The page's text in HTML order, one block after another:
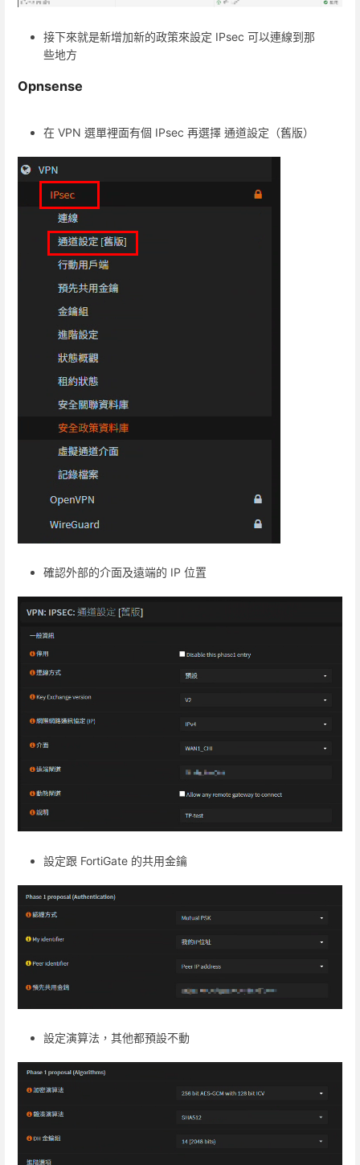
接下來就是新增加新的政策來設定 IPsec 可以連線到那
些地方
Opnsense
在 VPN 選單裡面有個 IPsec 再選擇 通道設定（舊版）
確認外部的介面及遠端的 IP 位置
設定跟 FortiGate 的共用金鑰
設定演算法，其他都預設不動